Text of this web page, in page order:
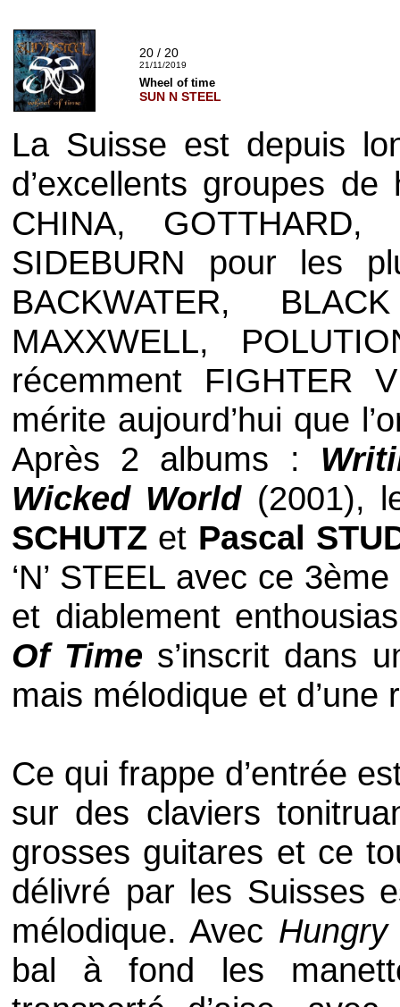
20 / 20
21/11/2019
Wheel of time
SUN N STEEL
La Suisse est depuis
d’excellents groupes de
CHINA, GOTTHARD,
SIDEBURN pour les
BACKWATER,
MAXXWELL,
récemment FIGHTER V
mérite aujourd’hui que
Après 2 albums :
Wicked World(2001),
SCHUTZ et Pascal
‘N’ STEEL avec ce
et diablement
Of Time s’inscrit dans
mais mélodique et
Ce qui frappe d’entrée
sur des claviers
grosses guitares et ce
délivré par les Suisses
mélodique. Avec Hungry
bal à fond les